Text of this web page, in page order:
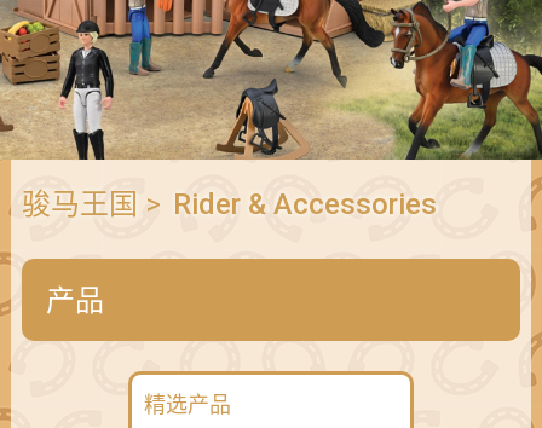
骏马王国 > Rider & Accessories
产品
精选产品